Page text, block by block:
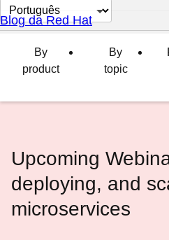
Selecionar
idioma
Blog da Red Hat
By
product
By
topic
Upcoming
deploying, and
microservices